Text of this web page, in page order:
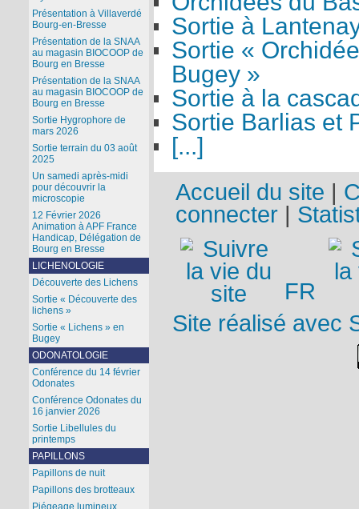
Sortie à
Sortie «
Bugey »
Sortie à la
Sortie Barlias et
[...]
Présentation à Villaverdé
Bourg-en-Bresse
Présentation de la SNAA
au magasin BIOCOOP de
Bourg en Bresse
Présentation de la SNAA
au magasin BIOCOOP de
Bourg en Bresse
Sortie Hygrophore de
mars 2026
Sortie terrain du 03 août
2025
Un samedi après-midi
pour découvrir la
microscopie
12 Février 2026
Animation à APF France
Handicap, Délégation de
Bourg en Bresse
LICHENOLOGIE
Découverte des Lichens
Sortie « Découverte des
lichens »
Sortie « Lichens » en
Bugey
ODONATOLOGIE
Conférence du 14 février
Odonates
Conférence Odonates du
16 janvier 2026
Sortie Libellules du
printemps
PAPILLONS
Papillons de nuit
Papillons des brotteaux
Accueil du site |
connecter |
FR
Site réalisé avec